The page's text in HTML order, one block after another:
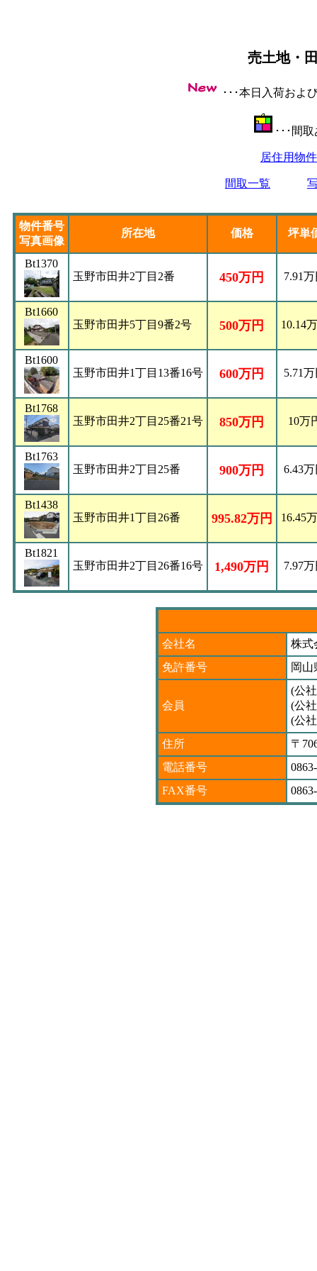
売土地・
･･･本日入荷お
･･･間
居住用物
間取一覧
物件番号
写真画像
所在地 価格 坪単
Bt1370
玉野市田井2丁目2番
450万円 7.91
Bt1660
玉野市田井5丁目9番2号
500万円 10.14
Bt1600
玉野市田井1丁目13番16号
600万円 5.71
Bt1768
玉野市田井2丁目25番21号
850万円 10万
Bt1763
玉野市田井2丁目25番
900万円 6.43
Bt1438
玉野市田井1丁目26番
995.82万円 16.45
Bt1821
玉野市田井2丁目26番16号
1,490万円 7.97
会社名
株
免許番号
岡山
会員
(公
(公
(公
住所
〒
電話番号
FAX番号